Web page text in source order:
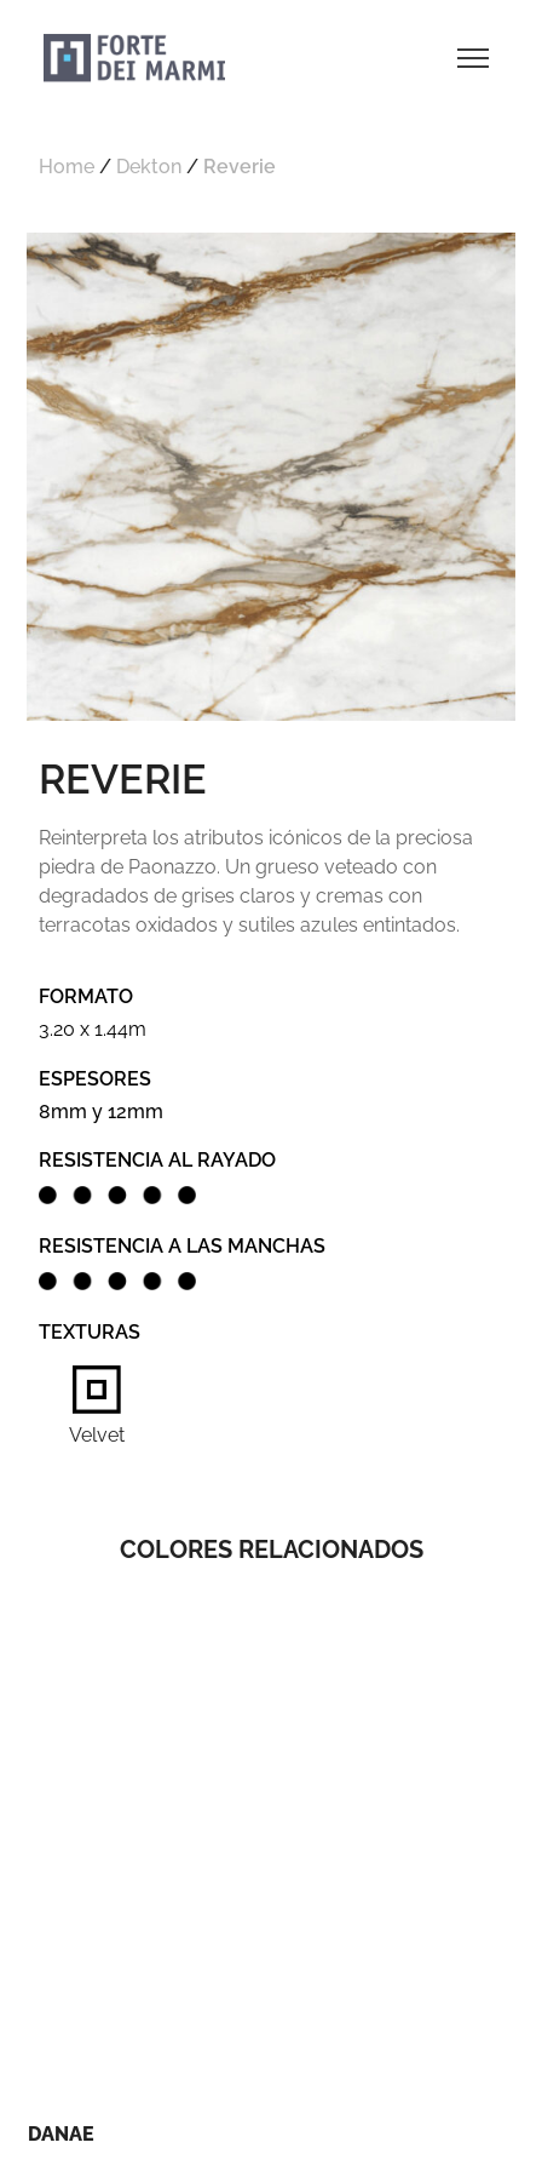
Home / Dekton / Reverie
REVERIE
Reinterpreta los atributos icónicos de la preciosa
piedra de Paonazzo. Un grueso veteado con
degradados de grises claros y cremas con
terracotas oxidados y sutiles azules entintados.
FORMATO
3.20 x 1.44m
ESPESORES
8mm y 12mm
RESISTENCIA AL RAYADO
RESISTENCIA A LAS MANCHAS
TEXTURAS
Velvet
COLORES RELACIONADOS
DANAE